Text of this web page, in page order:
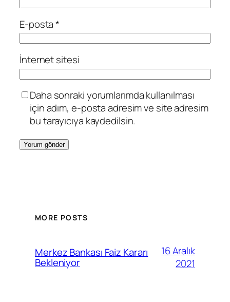
E-posta*
İnternet sitesi
Daha sonraki yorumlarımda kullanılması
için adım, e-posta adresim ve site adresim
bu tarayıcıya kaydedilsin.
MORE POSTS
Merkez Bankası Faiz Kararı
Bekleniyor
16 Aralık
2021